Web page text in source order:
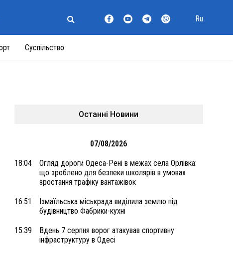
Суспільство
Ru
Останні Новини
07/08/2026
18:04
Огляд дороги Одеса-Рені в межах села Орлівка:
що зроблено для безпеки школярів в умовах
зростання трафіку вантажівок
16:51
Ізмаїльська міськрада виділила землю під
будівництво Фабрики-кухні
15:39
Вдень 7 серпня ворог атакував спортивну
інфраструктуру в Одесі